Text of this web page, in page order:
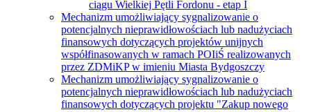
ciągu Wielkiej Pętli Fordonu - etap I
Mechanizm umożliwiający sygnalizowanie o
potencjalnych nieprawidłowościach lub nadużyciach
finansowych dotyczących projektów unijnych
współfinasowanych w ramach POIiŚ realizowanych
przez ZDMiKP w imieniu Miasta Bydgoszczy
Mechanizm umożliwiający sygnalizowanie o
potencjalnych nieprawidłowościach lub nadużyciach
finansowych dotyczących projektu "Zakup nowego